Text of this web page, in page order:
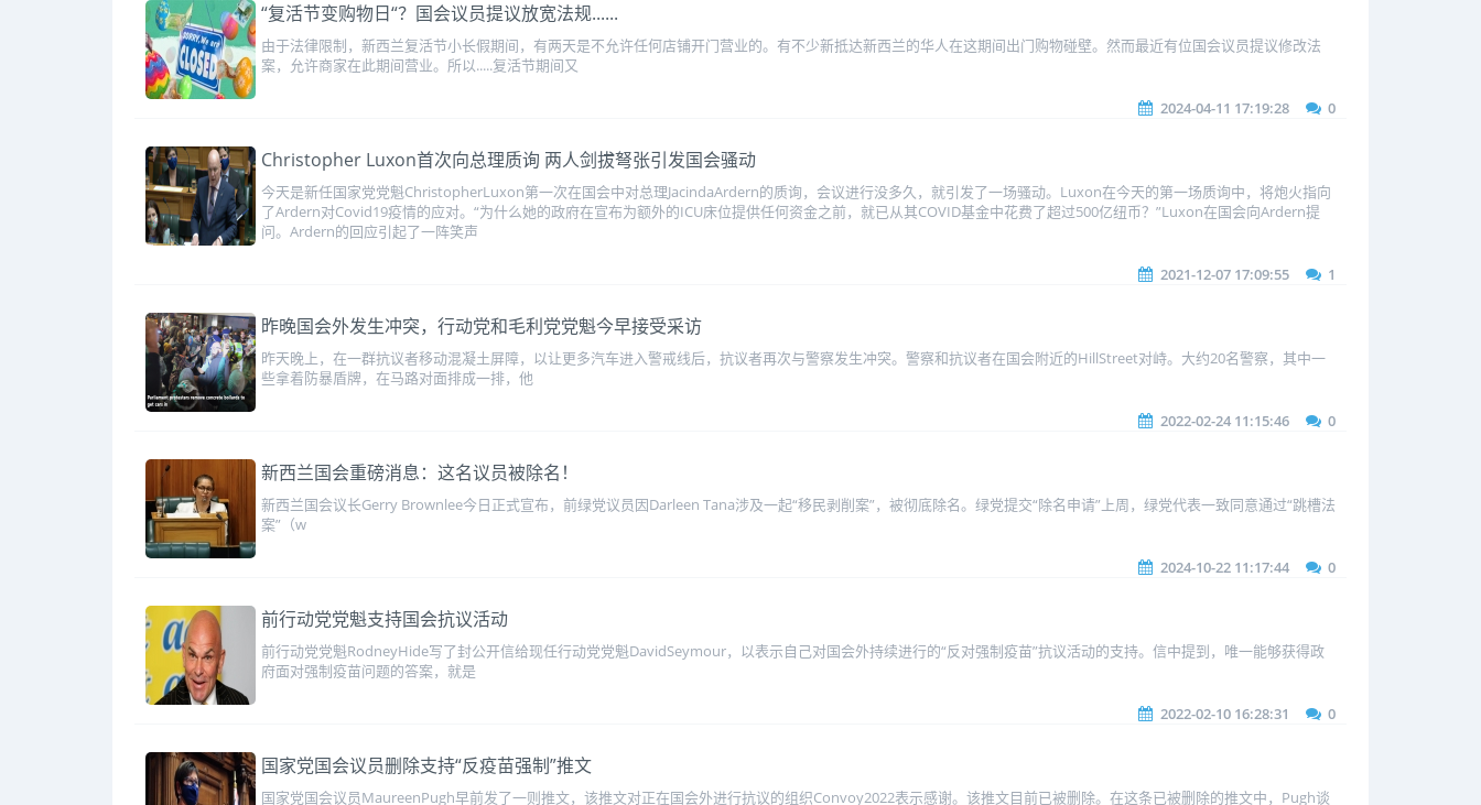
“复活节变购物日“？国会议员提议放宽法规......
由于法律限制，新西兰复活节小长假期间，有两天是不允许任何店铺开门营业的。有不少新抵达新西兰的华人在这期间出门购物碰壁。然而最近有位国会议员提议修改法
案，允许商家在此期间营业。所以.....复活节期间又
2024-04-11 17:19:28 0
Christopher Luxon首次向总理质询 两人剑拔弩张引发国会骚动
今天是新任国家党党魁ChristopherLuxon第一次在国会中对总理JacindaArdern的质询，会议进行没多久，就引发了一场骚动。Luxon在今天的第一场质询中，将炮火指向
了Ardern对Covid19疫情的应对。“为什么她的政府在宣布为额外的ICU床位提供任何资金之前，就已从其COVID基金中花费了超过500亿纽币？”Luxon在国会向Ardern提
问。Ardern的回应引起了一阵笑声
2021-12-07 17:09:55 1
昨晚国会外发生冲突，行动党和毛利党党魁今早接受采访
昨天晚上，在一群抗议者移动混凝土屏障，以让更多汽车进入警戒线后，抗议者再次与警察发生冲突。警察和抗议者在国会附近的HillStreet对峙。大约20名警察，其中一
些拿着防暴盾牌，在马路对面排成一排，他
2022-02-24 11:15:46 0
新西兰国会重磅消息：这名议员被除名！
新西兰国会议长Gerry Brownlee今日正式宣布，前绿党议员因Darleen Tana涉及一起“移民剥削案”，被彻底除名。绿党提交“除名申请”上周，绿党代表一致同意通过“跳槽法
案”（w
2024-10-22 11:17:44 0
前行动党党魁支持国会抗议活动
前行动党党魁RodneyHide写了封公开信给现任行动党党魁DavidSeymour，以表示自己对国会外持续进行的“反对强制疫苗”抗议活动的支持。信中提到，唯一能够获得政
府面对强制疫苗问题的答案，就是
2022-02-10 16:28:31 0
国家党国会议员删除支持“反疫苗强制”推文
国家党国会议员MaureenPugh早前发了一则推文，该推文对正在国会外进行抗议的组织Convoy2022表示感谢。该推文目前已被删除。在这条已被删除的推文中，Pugh谈